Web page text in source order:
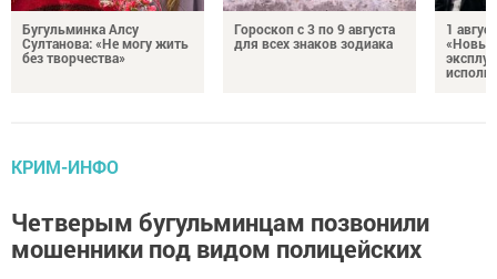
Бугульминка Алсу
Султанова: «Не могу жить
без творчества»
Гороскоп с 3 по 9 августа
для всех знаков зодиака
1
«Новые
КРИМ-ИНФО
Четверым бугульминцам позвонили
мошенники под видом полицейских